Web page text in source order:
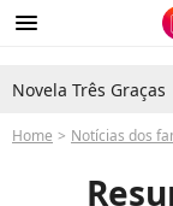
menu
Novela Três Graças
Home Notícias dos